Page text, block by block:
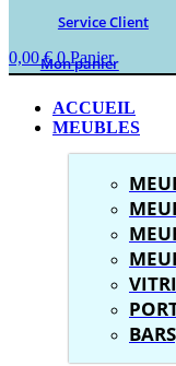
Service Client
0,00€ 0 Panier
Mon panier
ACCUEIL
MEUBLES